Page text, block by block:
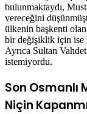
bulunmaktaydı,
vereceğini
ülkenin başkenti
bir değişiklik için ise
Ayrıca Sultan
istemiyordu.
Son Osmanlı
Niçin